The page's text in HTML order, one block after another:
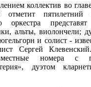
коллектив во
отметит пятилетний
представят
альты, виолончели;
и солист -
Сергей
номера с
дуэтом